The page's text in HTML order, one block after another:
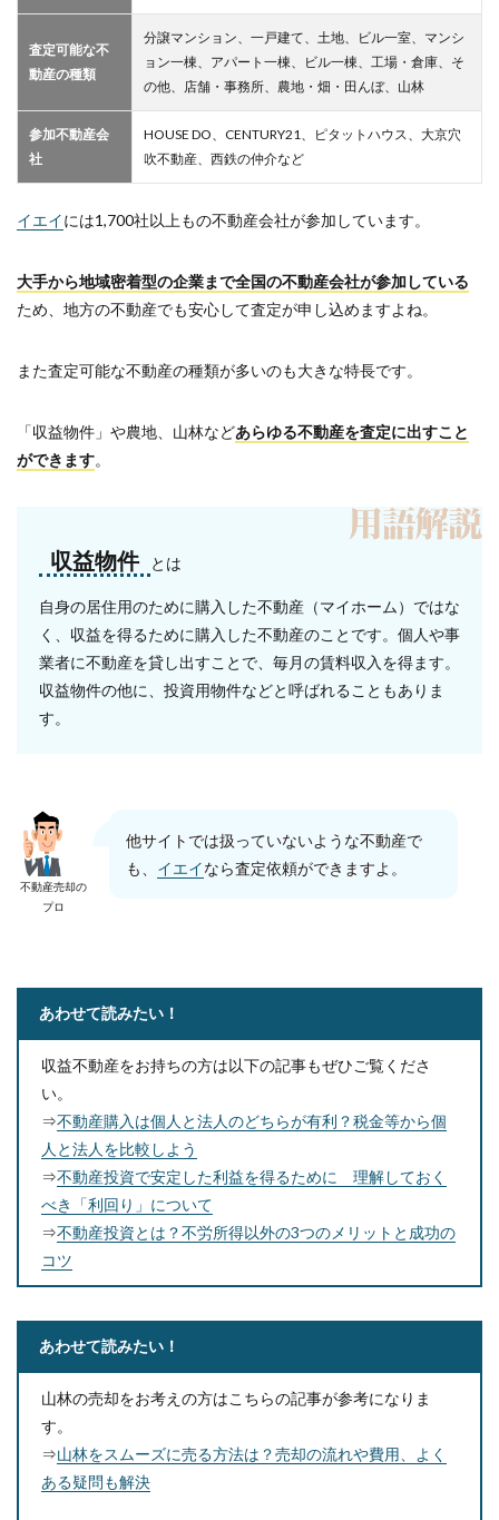
査定可能な不
動産の種類
分譲マンション、一戸建て、土地、ビル一室、マンシ
ョン一棟、アパート一棟、ビル一棟、工場・倉庫、そ
の他、店舗・事務所、農地・畑・田んぼ、山林
参加不動産会
社
HOUSE DO、CENTURY21、ピタットハウス、大京穴
吹不動産、西鉄の仲介など
イエイには1,700社以上もの不動産会社が参加しています。
大手から地域密着型の企業まで全国の不動産会社が参加している
ため、地方の不動産でも安心して査定が申し込めますよね。
また査定可能な不動産の種類が多いのも大きな特長です。
「収益物件」や農地、山林などあらゆる不動産を査定に出すこと
ができます。
収益物件 とは
自身の居住用のために購入した不動産（マイホーム）ではな
く、収益を得るために購入した不動産のことです。個人や事
業者に不動産を貸し出すことで、毎月の賃料収入を得ます。
収益物件の他に、投資用物件などと呼ばれることもありま
す。
不動産売却の
プロ
他サイトでは扱っていないような不動産で
も、 イエイなら査定依頼ができますよ。
あわせて読みたい！
収益不動産をお持ちの方は以下の記事もぜひご覧くださ
い。
⇒不動産購入は個人と法人のどちらが有利？税金等から個
人と法人を比較しよう
⇒不動産投資で安定した利益を得るために 理解しておく
べき「利回り」について
⇒不動産投資とは？不労所得以外の3つのメリットと成功の
コツ
あわせて読みたい！
山林の売却をお考えの方はこちらの記事が参考になりま
す。
⇒山林をスムーズに売る方法は？売却の流れや費用、よく
ある疑問も解決